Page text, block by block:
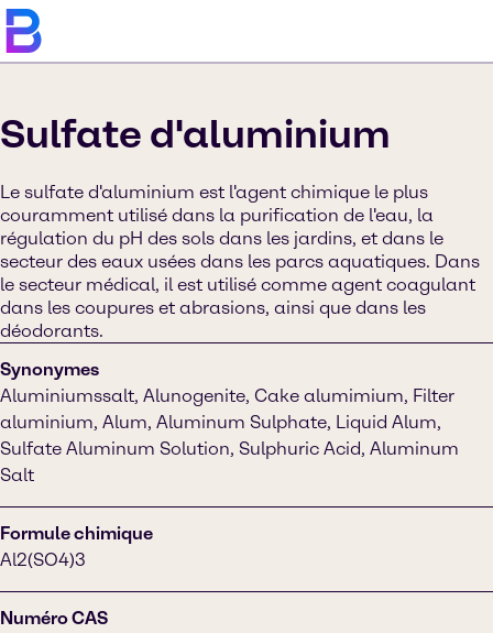
Sulfate d'aluminium
Le sulfate d'aluminium est l'agent chimique le plus
couramment utilisé dans la purification de l'eau, la
régulation du pH des sols dans les jardins, et dans le
secteur des eaux usées dans les parcs aquatiques. Dans
le secteur médical, il est utilisé comme agent coagulant
dans les coupures et abrasions, ainsi que dans les
déodorants.
Synonymes
Aluminiumssalt, Alunogenite, Cake alumimium, Filter
aluminium, Alum, Aluminum Sulphate, Liquid Alum,
Sulfate Aluminum Solution, Sulphuric Acid, Aluminum
Salt
Formule chimique
Al2(SO4)3
Numéro CAS